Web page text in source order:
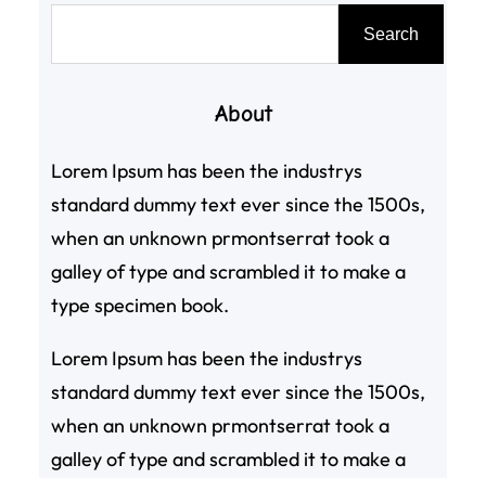
Search
About
Lorem Ipsum has been the industrys
standard dummy text ever since the 1500s,
when an unknown prmontserrat took a
galley of type and scrambled it to make a
type specimen book.
Lorem Ipsum has been the industrys
standard dummy text ever since the 1500s,
when an unknown prmontserrat took a
galley of type and scrambled it to make a